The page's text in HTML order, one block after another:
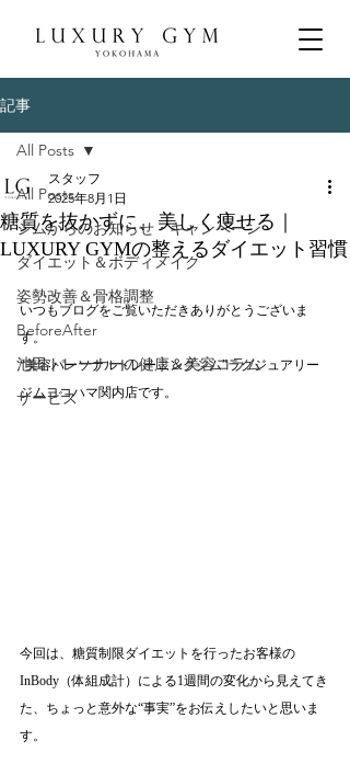
記事
All Posts
ジムからのお知らせ・キャンペーン
ダイエット＆ボディメイク
姿勢改善＆骨格調整
BeforeAfter
池田トレーナーの健康＆美容コラム
サービス
All Posts
糖質を抜かずに、美しく痩せる｜
LUXURY GYMの整えるダイエット習慣
スタッフ
2025年8月1日
いつもブログをご覧いただきありがとうございま
す。
“美容パーソナルトレーニングジム”ラグジュアリー
ジムヨコハマ関内店です。
今回は、糖質制限ダイエットを行ったお客様の
InBody（体組成計）による1週間の変化から見えてき
た、ちょっと意外な“事実”をお伝えしたいと思いま
す。